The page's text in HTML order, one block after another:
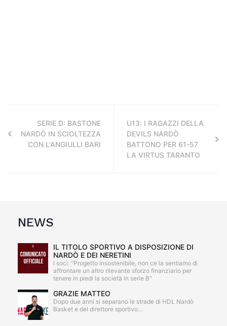
SERIE D: BASTONE
NARDÒ IN SCIOLTEZZA
CON L'ANGIULLI BARI
U13: I RAGAZZI DELLA
DEVILS NARDÒ
BATTONO PER 61-57
LA VIRTUS TARANTO
NEWS
IL TITOLO SPORTIVO A DISPOSIZIONE DI
NARDÒ E DEI NERETINI
I soci: "Progetto insostenibile, non ce la sentiamo di
affrontare un altro rilevante sforzo finanziario per
tenere in piedi la società in serie B"
GRAZIE MATTEO
Dopo due anni si separano le strade di HDL Nardò
Basket e del direttore sportivo...